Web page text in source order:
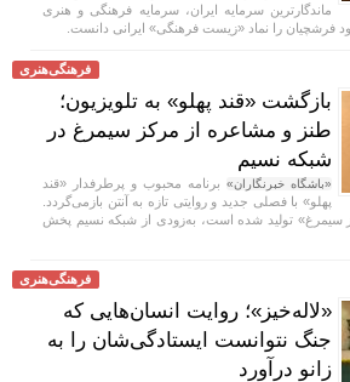
ماندگارترین سرمایه ایران، سرمایه فرهنگی و هنری
فرشچیان را نماد «زیست فرهنگی» ایرانی دانست.
فرهنگی‌هنری
بازگشت «قند پهلو» به تلویزیون؛
طنز و مشاعره از مرکز سیمرغ در
شبکه نسیم
«باشگاه خبرنگاران» برنامه محبوب و پرطرفدار «قند
پهلو» با فصلی جدید و روایتی تازه به آنتن بازمی‌گردد.
سیمرغ» تولید شده است، به‌زودی از شبکه نسیم پخش
فرهنگی‌هنری
«لاله‌خیز»؛ روایت انسان‌هایی که
جنگ نتوانست ایستادگی‌شان را به
زانو درآورد